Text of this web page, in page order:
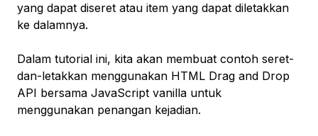
yang dapat diseret atau item yang dapat diletakkan
ke dalamnya.
Dalam tutorial ini, kita akan membuat contoh seret-
dan-letakkan menggunakan HTML Drag and Drop
API bersama JavaScript vanilla untuk
menggunakan penangan kejadian.